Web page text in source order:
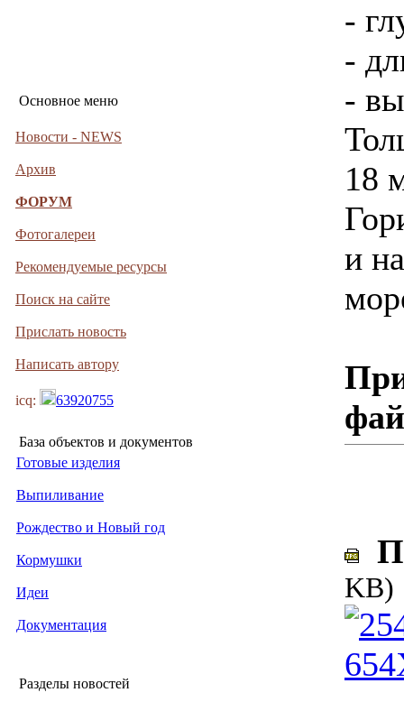
Основное меню
Новости - NEWS
Архив
ФОРУМ
Фотогалереи
Рекомендуемые ресурсы
Поиск на сайте
Прислать новость
Написать автору
icq: 63920755
База объектов и документов
Готовые изделия
Выпиливание
Рождество и Новый год
Кормушки
Идеи
Документация
Разделы новостей
-
-
-
18
и
KB)